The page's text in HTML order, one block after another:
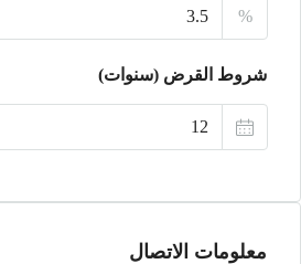
%
شروط القرض (سنوات)
معلومات الاتصال